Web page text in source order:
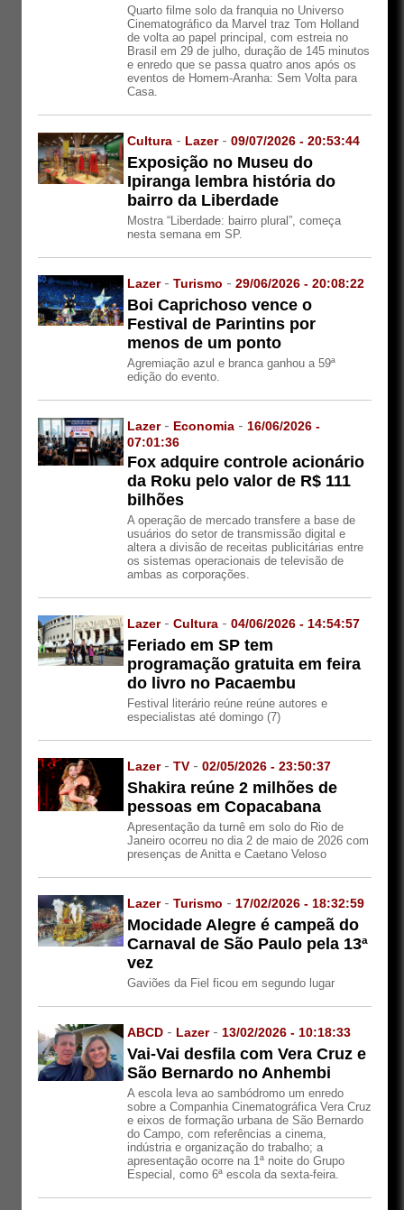
Quarto filme solo da franquia no Universo
Cinematográfico da Marvel traz Tom Holland
de volta ao papel principal, com estreia no
Brasil em 29 de julho, duração de 145 minutos
e enredo que se passa quatro anos após os
eventos de Homem-Aranha: Sem Volta para
Casa.
Cultura - Lazer-09/07/2026 - 20:53:44
Exposição no Museu do
Ipiranga lembra história do
bairro da Liberdade
Mostra “Liberdade: bairro plural”, começa
nesta semana em SP.
Lazer-Turismo -29/06/2026 - 20:08:22
Boi Caprichoso vence o
Festival de Parintins por
menos de um ponto
Agremiação azul e branca ganhou a 59ª
edição do evento.
Lazer- Economia - 16/06/2026 -
07:01:36
Fox adquire controle acionário
da Roku pelo valor de R$ 111
bilhões
A operação de mercado transfere a base de
usuários do setor de transmissão digital e
altera a divisão de receitas publicitárias entre
os sistemas operacionais de televisão de
ambas as corporações.
Lazer-Cultura -04/06/2026 - 14:54:57
Feriado em SP tem
programação gratuita em feira
do livro no Pacaembu
Festival literário reúne reúne autores e
especialistas até domingo (7)
Lazer-TV -02/05/2026 - 23:50:37
Shakira reúne 2 milhões de
pessoas em Copacabana
Apresentação da turnê em solo do Rio de
Janeiro ocorreu no dia 2 de maio de 2026 com
presenças de Anitta e Caetano Veloso
Lazer-Turismo - 17/02/2026 - 18:32:59
Mocidade Alegre é campeã do
Carnaval de São Paulo pela 13ª
vez
Gaviões da Fiel ficou em segundo lugar
ABCD - Lazer- 13/02/2026 - 10:18:33
Vai-Vai desfila com Vera Cruz e
São Bernardo no Anhembi
A escola leva ao sambódromo um enredo
sobre a Companhia Cinematográfica Vera Cruz
e eixos de formação urbana de São Bernardo
do Campo, com referências a cinema,
indústria e organização do trabalho; a
apresentação ocorre na 1ª noite do Grupo
Especial, como 6ª escola da sexta-feira.